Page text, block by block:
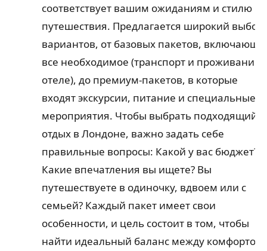
соответствует вашим ожиданиям и стилю
путешествия. Предлагается широкий выбор
вариантов, от базовых пакетов,
все необходимое (транспорт и проживание
отеле), до премиум-пакетов, в которые
входят экскурсии, питание и специальные
мероприятия. Чтобы выбрать подходящий
отдых в Лондоне, важно задать себе
правильные вопросы: Какой у вас бюджет?
Какие впечатления вы ищете? Вы
путешествуете в одиночку, вдвоем или с
семьей? Каждый пакет имеет свои
особенности, и цель состоит в том, чтобы
найти идеальный баланс между комфортом,